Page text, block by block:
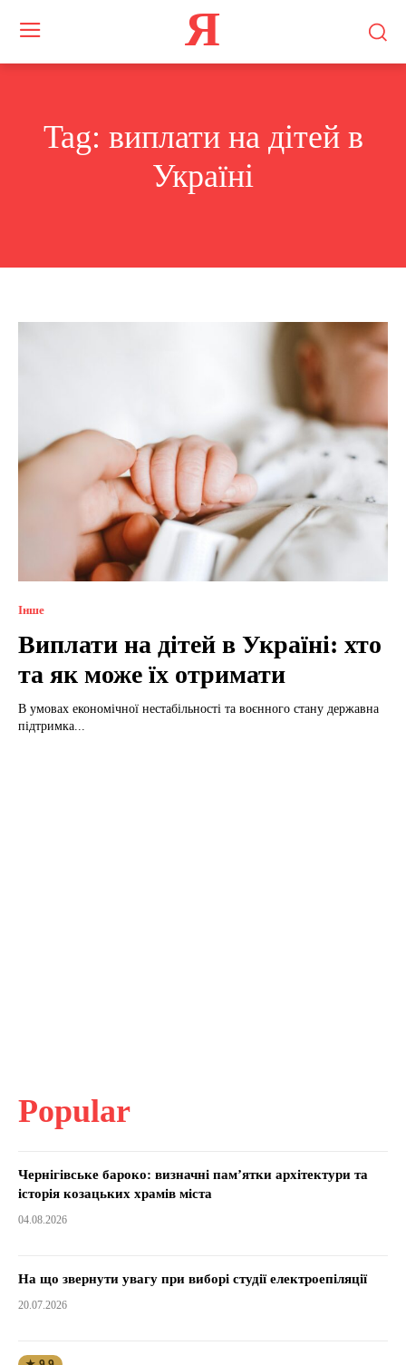
Я
Tag: виплати на дітей в
Україні
Інше
Виплати на дітей в Україні: хто
та як може їх отримати
В умовах економічної нестабільності та воєнного стану державна
підтримка...
Popular
Чернігівське бароко: визначні пам’ятки архітектури та
історія козацьких храмів міста
04.08.2026
На що звернути увагу при виборі студії електроепіляції
20.07.2026